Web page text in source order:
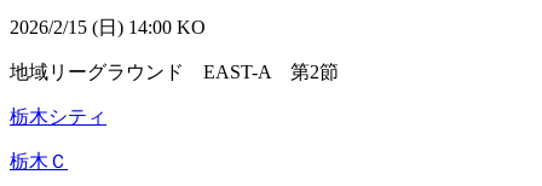
2026/2/15 (日) 14:00 KO
地域リーグラウンド EAST-A 第2節
栃木シティ
栃木Ｃ